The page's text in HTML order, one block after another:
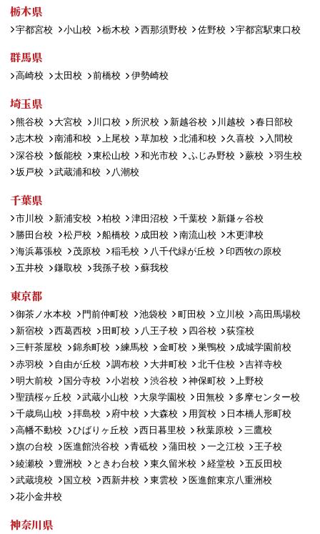
栃木県
宇都宮校 小山校 栃木校 西那須野校 佐野校 宇都宮駅東口校
群馬県
高崎校 太田校 前橋校 伊勢崎校
埼玉県
熊谷校 大宮校 川口校 所沢校 新越谷校 川越校
春日部校
志木校
南浦和校 上尾校 草加校 北浦和校 久喜校
入間校
深谷校
飯能校 東松山校 和光市校 ふじみ野校 蕨校
羽生校
坂戸校
武蔵浦和校 八潮校
千葉県
市川校 新浦安校 柏校 津田沼校 千葉校
新鎌ヶ谷校
勝田台校
松戸校 船橋校 成田校 南流山校
木更津校
海浜幕張校
茂原校 稲毛校 八千代緑が丘校
印西牧の原校
五井校
鎌取校 我孫子校 蘇我校
東京都
御茶ノ水本校 門前仲町校 池袋校 町田校 立川校
高田馬場校
新宿校
西葛西校 田町校 八王子校 四谷校
荻窪校
三軒茶屋校
錦糸町校 練馬校 金町校 巣鴨校
成城学園前校
赤羽校
自由が丘校 調布校 大井町校 北千住校
吉祥寺校
明大前校
国分寺校 小岩校 渋谷校 神保町校
上野校
聖蹟桜ヶ丘校
武蔵小山校 大泉学園校 田無校
多摩センター校
千歳烏山校
拝島校 府中校 大森校 用賀校
日本橋人形町校
高幡不動校
ひばりヶ丘校 西日暮里校 秋葉原校
三鷹校
旗の台校
医進館渋谷校 青砥校 蒲田校 一之江校
王子校
綾瀬校
豊洲校 ときわ台校 東久留米校 経堂校
五反田校
武蔵境校
国立校 西新井校 東雲校
医進館東京八重洲校
花小金井校
神奈川県